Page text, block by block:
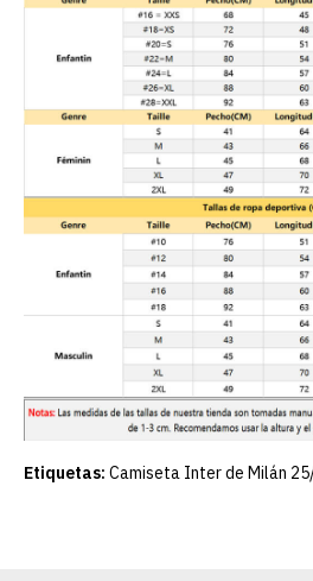
Etiquetas: Camiseta Inter de Milán